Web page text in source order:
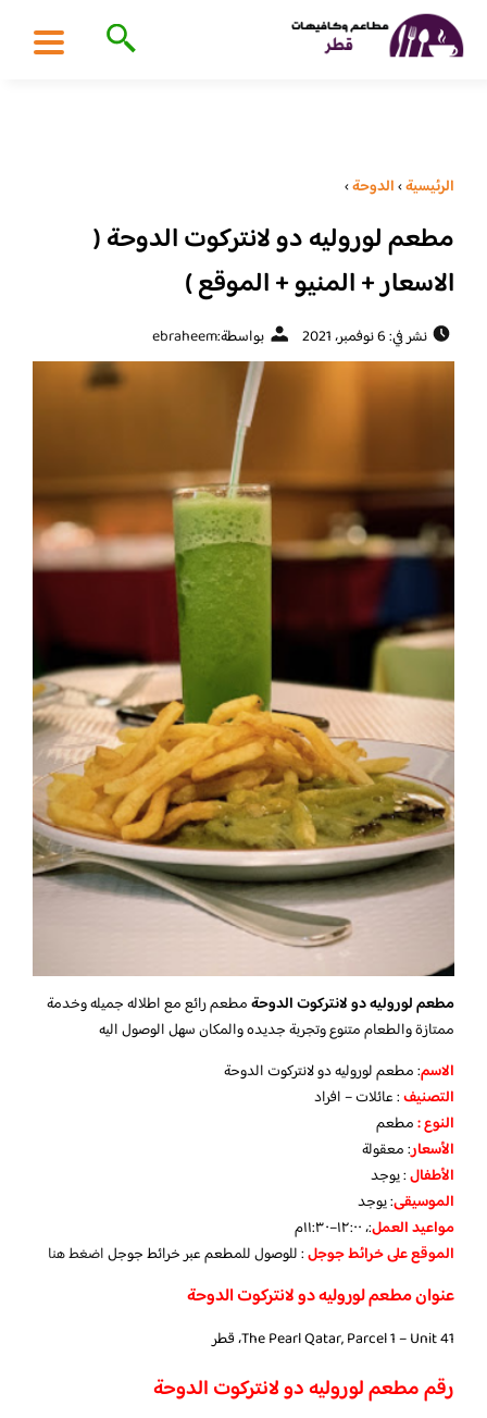
الرئيسية›الدوحة›
مطعم لوروليه دو لانتركوت الدوحة (
الاسعار + المنيو + الموقع )
نشر في: 6 نوفمبر، 2021 بواسطة:ebraheem
مطعم لوروليه دو لانتركوت الدوحةمطعم رائع مع اطلاله جميله وخدمة
ممتازة والطعام متنوع وتجربة جديده والمكان سهل الوصول اليه
الاسم: مطعم لوروليه دو لانتركوت الدوحة
التصنيف: عائلات – افراد
النوع :مطعم
الأسعار:معقولة
الأطفال:يوجد
الموسيقى:يوجد
مواعيد العمل:، ١٢:٠٠–١١:٣٠م
الموقع على خرائط جوجل: للوصول للمطعم عبر خرائط جوجلاضغط هنا
عنوان مطعم لوروليه دو لانتركوت الدوحة
The Pearl Qatar, Parcel 1 – Unit 41، قطر
رقم مطعم لوروليه دو لانتركوت الدوحة